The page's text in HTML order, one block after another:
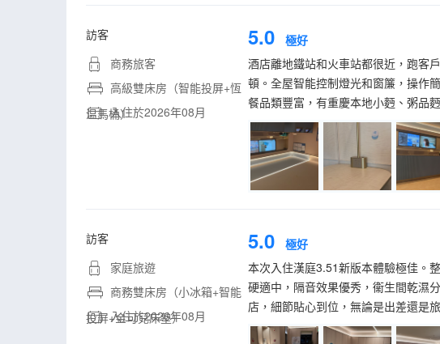
訪客
商務旅客
高級雙床房（智能投屏+恆
温馬桶）入住於2026年08月
5.0 極好
酒店離地鐵站和火車站都很近，跑客
頓。全屋智能控制燈光和窗簾，操作
餐品類豐富，有重慶本地小麪、粥品
訪客
家庭旅遊
商務雙床房（小冰箱+智能
投屏+金可兒床墊）
入住於2026年08月
5.0 極好
本次入住漢庭3.51新版本體驗極佳。
硬適中，隔音效果優秀，衞生間乾濕
店，細節貼心到位，無論是出差還是